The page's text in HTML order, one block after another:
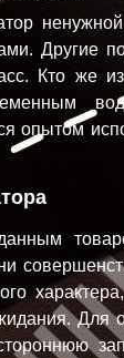
Другие
Кто же
опытом